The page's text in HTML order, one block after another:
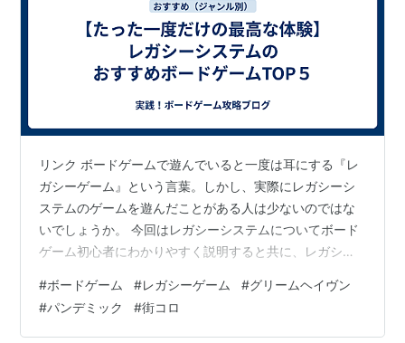
リンク ボードゲームで遊んでいると一度は耳にする『レ
ガシーゲーム』という言葉。しかし、実際にレガシーシ
ステムのゲームを遊んだことがある人は少ないのではな
いでしょうか。 今回はレガシーシステムについてボード
ゲーム初心者にわかりやすく説明すると共に、レガシー
すすめのレガシーゲームを紹介したいと思います。 レガ
シーシステムとは何か まずはレガシーゲームをやったこ
とがない人にレガシーシステムとは何かを説明したいと
#ボードゲーム #レガシーゲーム #グリームヘイヴン
#パンデミック #街コロ